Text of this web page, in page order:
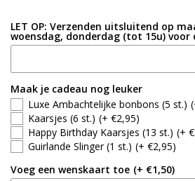
LET OP: Verzenden uitsluitend op
woensdag, donderdag (tot 15u)
Maak je cadeau nog leuker
Luxe Ambachtelijke bonbons (5 st.)
Kaarsjes (6 st.) (+ €2,95)
Happy Birthday Kaarsjes (13 st.) (+
Guirlande Slinger (1 st.) (+ €2,95)
Voeg een wenskaart toe (+ €1,50)